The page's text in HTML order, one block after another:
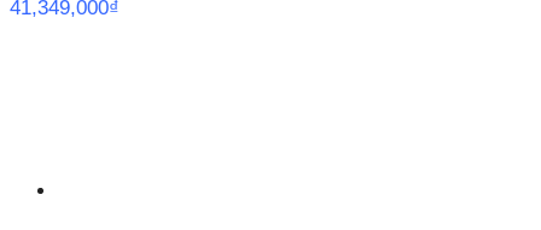
41,349,000₫